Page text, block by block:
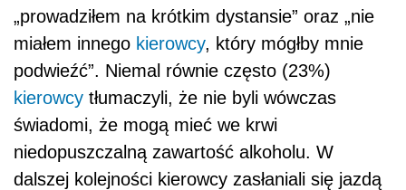
„prowadziłem na krótkim dystansie” oraz „nie
miałem innego kierowcy, który mógłby mnie
podwieźć”. Niemal równie często (23%)
kierowcy tłumaczyli, że nie byli wówczas
świadomi, że mogą mieć we krwi
niedopuszczalną zawartość alkoholu. W
dalszej kolejności kierowcy zasłaniali się jazdą